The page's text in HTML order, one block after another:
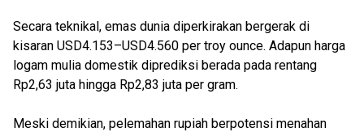
Secara teknikal, emas dunia diperkirakan bergerak di
kisaran USD4.153–USD4.560 per troy ounce. Adapun harga
logam mulia domestik diprediksi berada pada rentang
Rp2,63 juta hingga Rp2,83 juta per gram.
Meski demikian, pelemahan rupiah berpotensi menahan